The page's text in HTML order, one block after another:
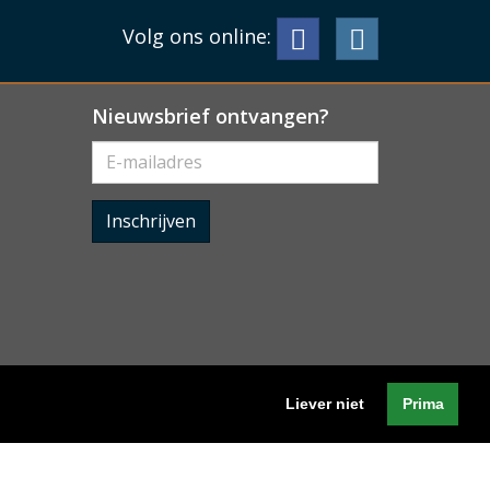
Liever niet Prima
Volg ons online:
Nieuwsbrief ontvangen?
Inschrijven
Privacyverklaring